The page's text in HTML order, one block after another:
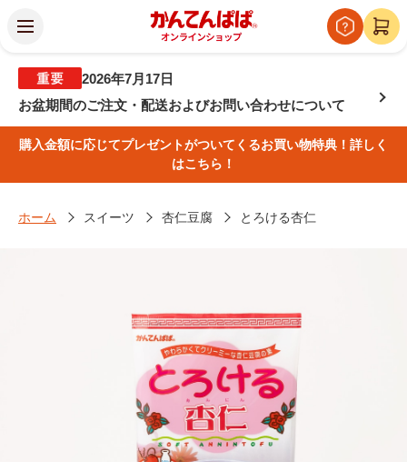
2026年7月17日
お盆期間のご注文・配送およびお問い合わせについて
購入金額に応じてプレゼントがついてくるお買い物特典！詳しく
はこちら！
ホーム スイーツ 杏仁豆腐 とろける杏仁